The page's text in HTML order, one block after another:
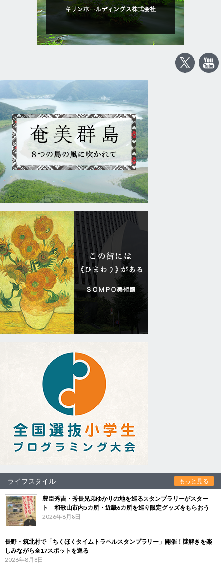
ライフスタイル もっと見る
豊臣秀吉・秀長兄弟ゆかりの地を巡るスタンプラリーがスター
ト 和歌山市内5カ所・近畿6カ所を巡り限定グッズをもらおう
2026年8月8日
長野・筑北村で「ちくほくタイムトラベルスタンプラリー」開催！謎解きを楽
しみながら全17スポットを巡る
2026年8月8日